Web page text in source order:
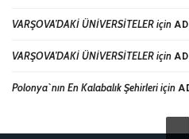
VARŞOVA’DAKİ ÜNİVERSİTELERiçin
VARŞOVA’DAKİ ÜNİVERSİTELERiçin
Polonya`nın En Kalabalık Şehirleriiçin